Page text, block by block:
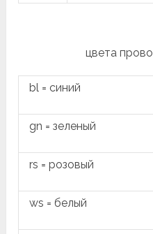
цвета
bl = синий
gn = зеленый
rs = розовый
ws = белый